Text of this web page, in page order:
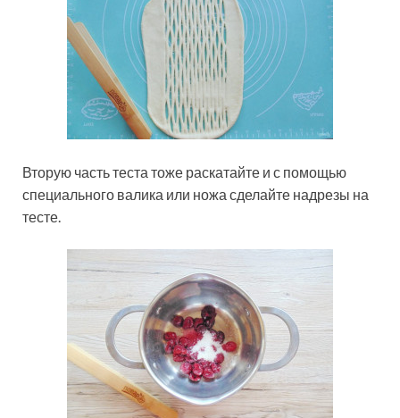
Вторую часть теста тоже раскатайте и с помощью
специального валика или ножа сделайте надрезы на
тесте.